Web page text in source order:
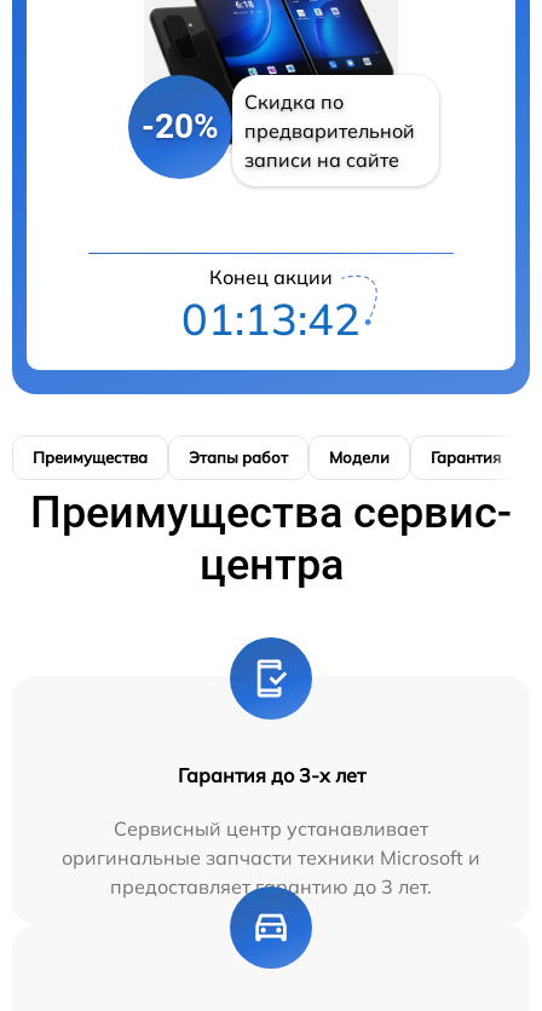
-20%
Скидка по
предварительной
записи на сайте
Конец акции
01:13:42
Преимущества Этапы работ Модели Гарантия
Преимущества сервис-
центра
Гарантия до 3-х лет
Сервисный центр устанавливает
оригинальные запчасти техники Microsoft и
предоставляет гарантию до 3 лет.